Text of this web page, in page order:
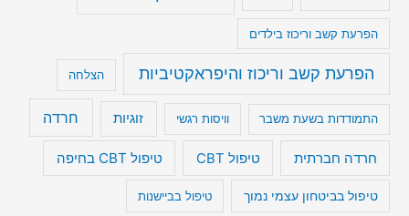
הפרעת קשב וריכוז בילדים
הפרעת קשב וריכוז והיפראקטיביות הצלחה
התמודדות בשעת משבר וויסות רגשי זוגיות חרדה
חרדה חברתית טיפול CBT טיפול CBT בחיפה
טיפול בביטחון עצמי נמוך טיפול בביישנות